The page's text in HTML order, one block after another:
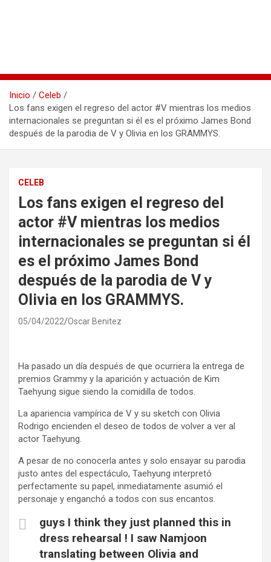
Inicio
Celeb
Los fans exigen el regreso del actor #V mientras los medios
internacionales se preguntan si él es el próximo James Bond
después de la parodia de V y Olivia en los GRAMMYS.
CELEB
Los fans exigen el regreso del
actor #V mientras los medios
internacionales se preguntan si él
es el próximo James Bond
después de la parodia de V y
Olivia en los GRAMMYS.
05/04/2022 Oscar Benitez
Ha pasado un día después de que ocurriera la entrega de
premios Grammy y la aparición y actuación de Kim
Taehyung sigue siendo la comidilla de todos.
La apariencia vampírica de V y su sketch con Olivia
Rodrigo encienden el deseo de todos de volver a ver al
actor Taehyung.
A pesar de no conocerla antes y solo ensayar su parodia
justo antes del espectáculo, Taehyung interpretó
perfectamente su papel, inmediatamente asumió el
personaje y enganchó a todos con sus encantos.
guys I think they just planned this in
dress rehearsal ! I saw Namjoon
translating between Olivia and